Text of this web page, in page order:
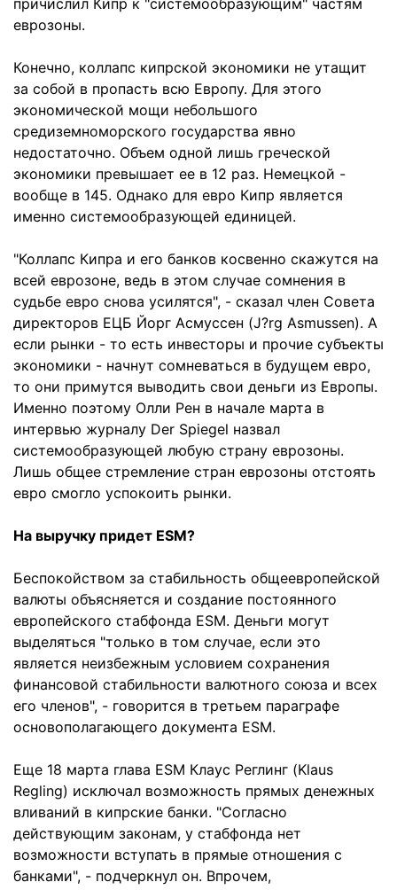
причислил Кипр к "системообразующим" частям
еврозоны.
Конечно, коллапс кипрской экономики не утащит
за собой в пропасть всю Европу. Для этого
экономической мощи небольшого
средиземноморского государства явно
недостаточно. Объем одной лишь греческой
экономики превышает ее в 12 раз. Немецкой -
вообще в 145. Однако для евро Кипр является
именно системообразующей единицей.
"Коллапс Кипра и его банков косвенно скажутся на
всей еврозоне, ведь в этом случае сомнения в
судьбе евро снова усилятся", - сказал член Совета
директоров ЕЦБ Йорг Асмуссен (J?rg Asmussen). А
если рынки - то есть инвесторы и прочие субъекты
экономики - начнут сомневаться в будущем евро,
то они примутся выводить свои деньги из Европы.
Именно поэтому Олли Рен в начале марта в
интервью журналу Der Spiegel назвал
системообразующей любую страну еврозоны.
Лишь общее стремление стран еврозоны отстоять
евро смогло успокоить рынки.
На выручку придет ESM?
Беспокойством за стабильность общеевропейской
валюты объясняется и создание постоянного
европейского стабфонда ESM. Деньги могут
выделяться "только в том случае, если это
является неизбежным условием сохранения
финансовой стабильности валютного союза и всех
его членов", - говорится в третьем параграфе
основополагающего документа ESM.
Еще 18 марта глава ESM Клаус Реглинг (Klaus
Regling) исключал возможность прямых денежных
вливаний в кипрские банки. "Согласно
действующим законам, у стабфонда нет
возможности вступать в прямые отношения с
банками", - подчеркнул он. Впрочем,